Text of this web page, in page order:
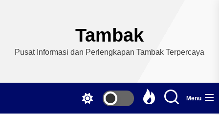
Tambak
Pusat Informasi dan Perlengkapan Tambak Terpercaya
Menu